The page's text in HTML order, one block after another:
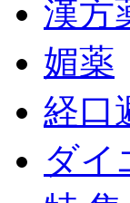
漢方
媚薬
経口
ダイ